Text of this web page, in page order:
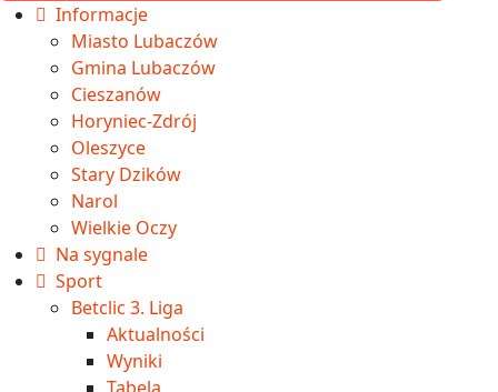
Informacje
Miasto Lubaczów
Gmina Lubaczów
Cieszanów
Horyniec-Zdrój
Oleszyce
Stary Dzików
Narol
Wielkie Oczy
Na sygnale
Sport
Betclic 3. Liga
Aktualności
Wyniki